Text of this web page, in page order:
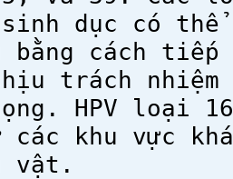
sinh dục có thể
bằng cách
trách
HPV loại
các khu vực
vật.